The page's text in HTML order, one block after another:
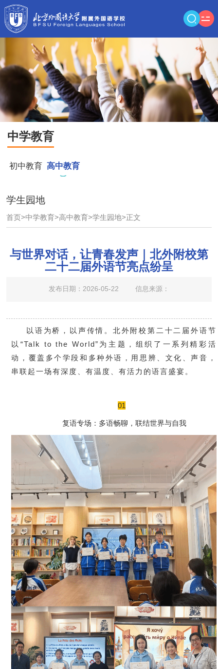
中学教育
初中教育 高中教育
学生园地
首页>中学教育>高中教育>学生园地>正文
与世界对话，让青春发声｜北外附校第
二十二届外语节亮点纷呈
发布日期：2026-05-22 信息来源：
以语为桥，以声传情。北外附校第二十二届外语节
以“Talk to the World”为主题，组织了一系列精彩活
动，覆盖多个学段和多种外语，用思辨、文化、声音，
串联起一场有深度、有温度、有活力的语言盛宴。
01
复语专场：多语畅聊，联结世界与自我